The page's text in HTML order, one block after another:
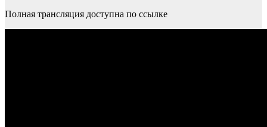
Полная трансляция доступна по ссылке